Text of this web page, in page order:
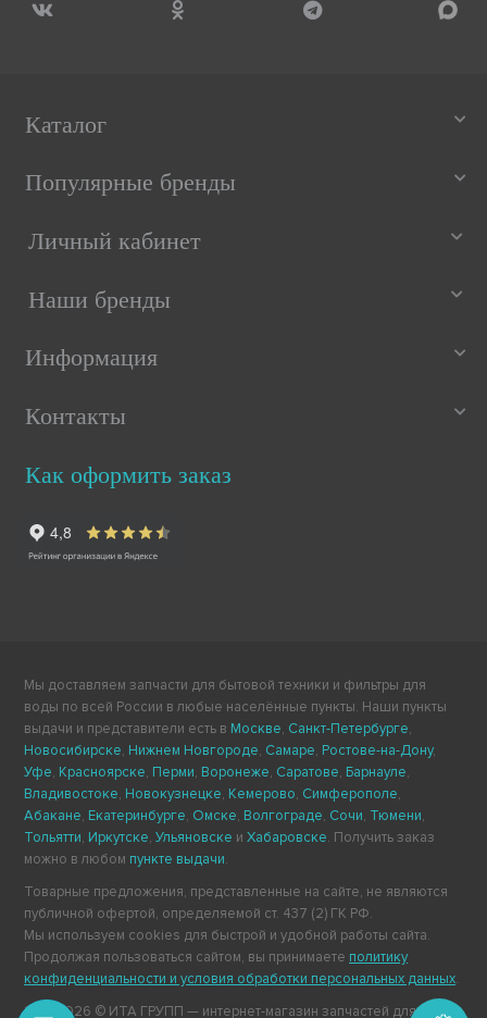
Каталог
Популярные бренды
Личный кабинет
Наши бренды
Информация
Контакты
Как оформить заказ
Мы доставляем запчасти для бытовой техники и фильтры для
воды по всей России в любые населённые пункты. Наши пункты
выдачи и представители есть в Москве, Санкт-Петербурге,
Новосибирске, Нижнем Новгороде, Самаре, Ростове-на-Дону,
Уфе, Красноярске, Перми, Воронеже, Саратове, Барнауле,
Владивостоке, Новокузнецке, Кемерово, Симферополе,
Абакане, Екатеринбурге, Омске, Волгограде, Сочи, Тюмени,
Тольятти, Иркутске,Ульяновске иХабаровске. Получить заказ
можно в любом пункте выдачи.
Товарные предложения, представленные на сайте, не являются
публичной офертой, определяемой ст. 437 (2) ГК РФ.
Мы используем cookies для быстрой и удобной работы сайта.
Продолжая пользоваться сайтом, вы принимаете политику
конфиденциальности и условия обработки персональных данных.
2011-2026 © ИТА ГРУПП — интернет-магазин запчастей для